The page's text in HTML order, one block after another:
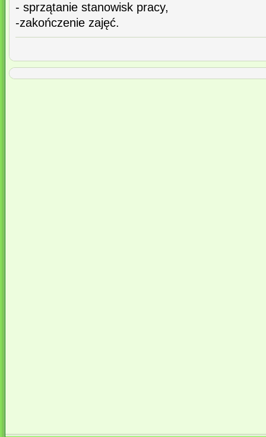
- sprzątanie stanowisk pracy,
-zakończenie zajęć.